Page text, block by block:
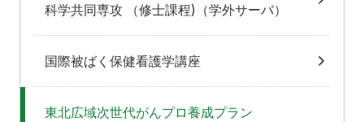
科学共同専攻 （修士課程)（学外サーバ）
国際被ばく保健看護学講座
東北広域次世代がんプロ養成プラン